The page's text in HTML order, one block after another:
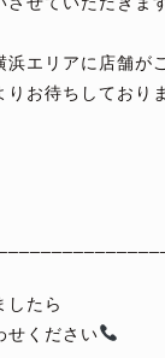
エリアに店舗が
お待ちしており
したら
せください